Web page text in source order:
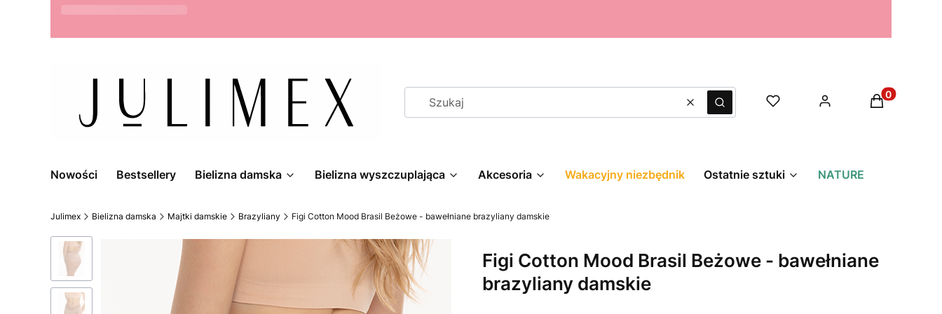
WyczyśćSzukaj
Produkty w
Nowości Bestsellery Bielizna damska Bielizna wyszczuplająca Akcesoria Wakacyjny niezbędnik Ostatnie sztuki NATURE
Julimex Bielizna damska Majtki damskie Brazyliany Figi Cotton Mood Brasil Beżowe - bawełniane brazyliany damskie
Figi Cotton Mood Brasil Beżowe - bawełniane
brazyliany damskie